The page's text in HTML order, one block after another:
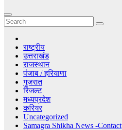
राष्ट्रीय
उत्तराखंड
राजस्थान
पंजाब / हरियाणा
गुजरात
रिजल्ट
मध्यप्रदेश
करियर
Uncategorized
Samagra Shikha News -Contact